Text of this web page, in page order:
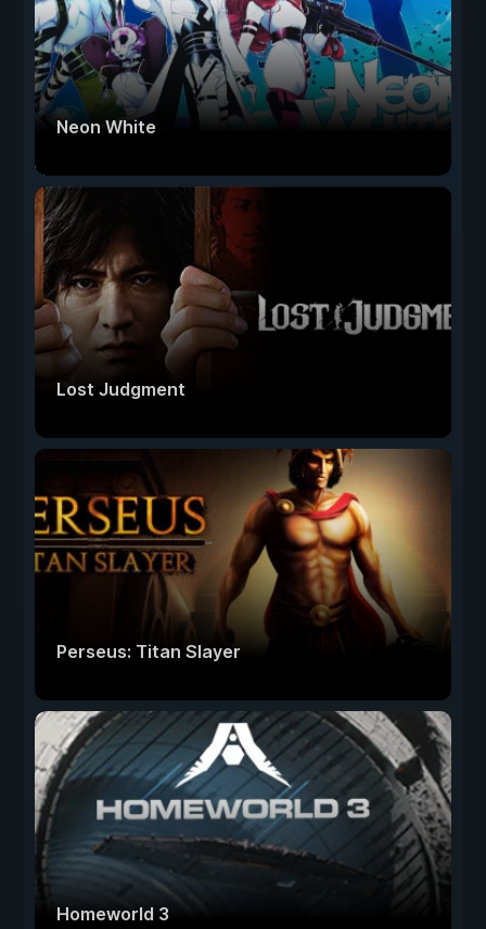
Neon White
Lost Judgment
Perseus: Titan Slayer
Homeworld 3